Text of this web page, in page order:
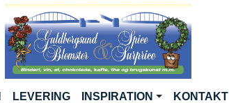
LEVERING INSPIRATION KONTAKT